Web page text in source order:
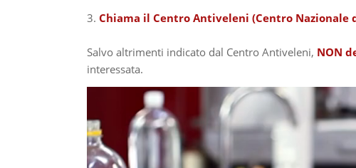
3. Chiama il Centro Antiveleni (Centro Nazionale
Salvo altrimenti indicato dal Centro Antiveleni, NON
interessata.